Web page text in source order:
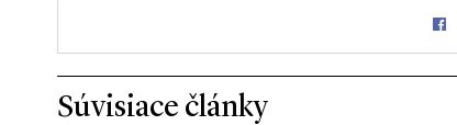
Súvisiace články